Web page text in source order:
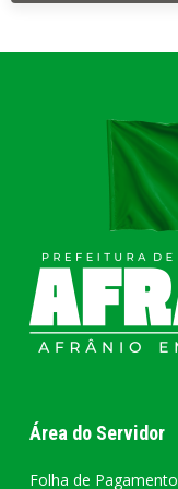
Área do Servidor
Folha de Pagamento